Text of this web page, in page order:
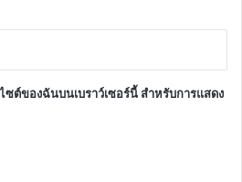
ต์ของฉันบนเบราว์เซอร์นี้ สำหรับการแสดง